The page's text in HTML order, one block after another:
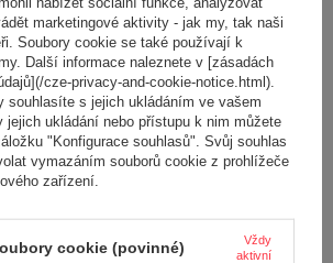
produktu:
marketingové aktivity - jak my, tak naši
Soubory cookie se také používají k
Další informace naleznete v [zásadách
cze-privacy-and-cookie-notice.html).
souhlasíte s jejich ukládáním ve vašem
ukládání nebo přístupu k nim můžete
"Konfigurace souhlasů". Svůj souhlas
vymazáním souborů cookie z prohlížeče
zařízení.
cookie (povinné)
Vždy
aktivní